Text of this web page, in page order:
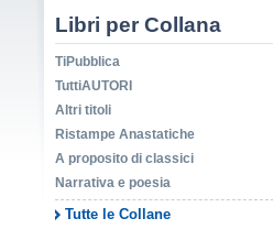
Libri per Collana
TiPubblica
TuttiAUTORI
Altri titoli
Ristampe Anastatiche
A proposito di classici
Narrativa e poesia
Tutte le Collane